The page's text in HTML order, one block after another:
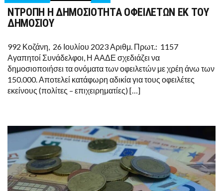
ON
ΝΤΡΟΠΗ
ΤΟΥ
ΔΗΜΟΣΙΟΥ
ΝΤΡΟΠΗ Η ΔΗΜΟΣΙΟΤΗΤΑ ΟΦΕΙΛΕΤΩΝ ΕΚ ΤΟΥ
ΔΗΜΟΣΙΟΥ
992 Κοζάνη, 26 Ιουλίου 2023 Αριθμ. Πρωτ.: 1157
Αγαπητοί Συνάδελφοι, Η ΑΑΔΕ σχεδιάζει να
δημοσιοποιήσει τα ονόματα των οφειλετών με χρέη άνω των
150.000. Αποτελεί κατάφωρη αδικία για τους οφειλέτες
εκείνους (πολίτες – επιχειρηματίες) […]